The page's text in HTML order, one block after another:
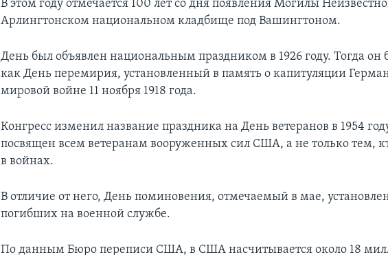
В этом году отмечается 100 лет со дня появления Могилы
Арлингтонском национальном кладбище под Вашингтоном.
День был объявлен национальным праздником в 1926 году. Тогда он
как День перемирия, установленный в память о капитуляции
мировой войне 11 ноября 1918 года.
Конгресс изменил название праздника на День ветеранов в 1954
посвящен всем ветеранам вооруженных сил США, а не только тем,
в войнах.
В отличие от него, День поминовения, отмечаемый в мае,
погибших на военной службе.
По данным Бюро переписи США, в США насчитывается около 18